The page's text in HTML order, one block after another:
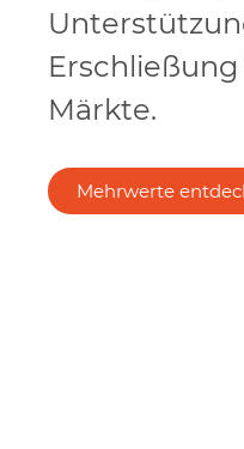
Märkte.
Mehrwerte